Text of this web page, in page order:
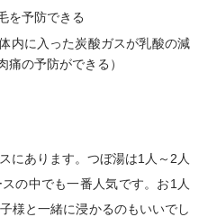
を予防できる
内に入った炭酸ガスが乳酸の減
痛の予防ができる）
にあります。つぼ湯は1人～2人
の中でも一番人気です。お1人
様と一緒に浸かるのもいいでし